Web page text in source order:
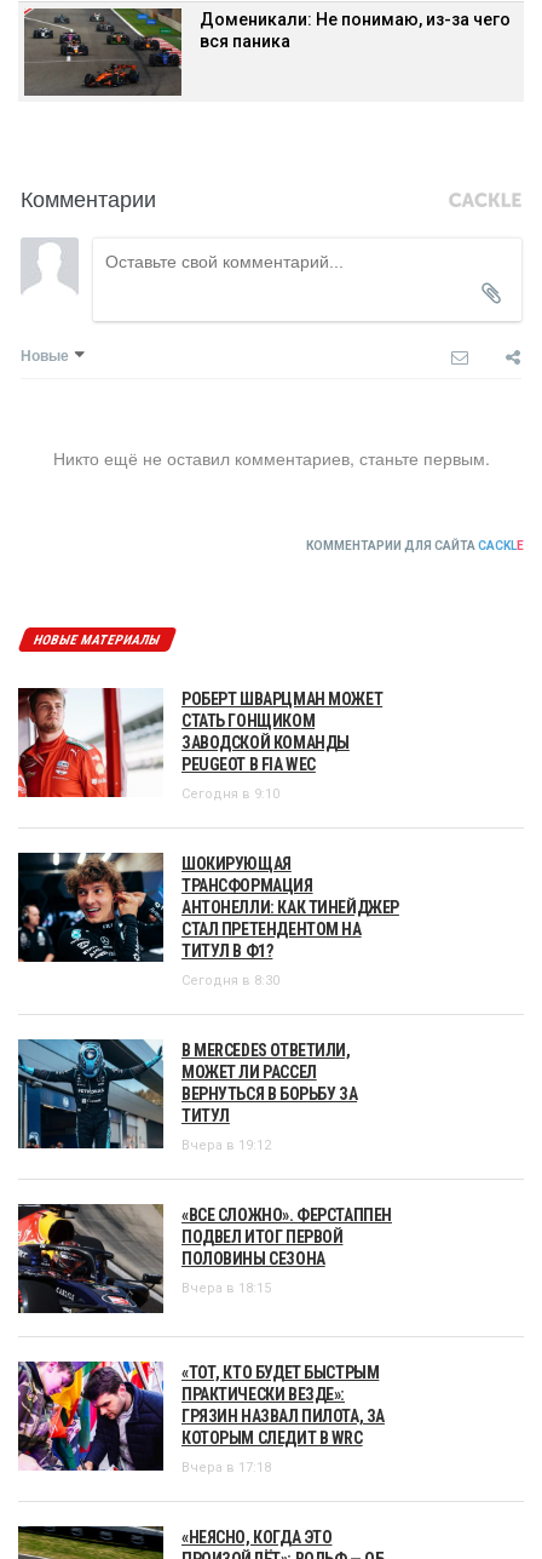
Доменикали: Не понимаю, из-за чего
вся паника
Комментарии
Новые
Никто ещё не оставил комментариев, станьте первым.
КОММЕНТАРИИ ДЛЯ САЙТА CACKLE
НОВЫЕ МАТЕРИАЛЫ
РОБЕРТ ШВАРЦМАН МОЖЕТ
СТАТЬ ГОНЩИКОМ
ЗАВОДСКОЙ КОМАНДЫ
PEUGEOT В FIA WEC
Сегодня в 9:10
ШОКИРУЮЩАЯ
ТРАНСФОРМАЦИЯ
АНТОНЕЛЛИ: КАК ТИНЕЙДЖЕР
СТАЛ ПРЕТЕНДЕНТОМ НА
ТИТУЛ В Ф1?
Сегодня в 8:30
В MERCEDES ОТВЕТИЛИ,
МОЖЕТ ЛИ РАССЕЛ
ВЕРНУТЬСЯ В БОРЬБУ ЗА
ТИТУЛ
Вчера в 19:12
«ВСЕ СЛОЖНО». ФЕРСТАППЕН
ПОДВЕЛ ИТОГ ПЕРВОЙ
ПОЛОВИНЫ СЕЗОНА
Вчера в 18:15
«ТОТ, КТО БУДЕТ БЫСТРЫМ
ПРАКТИЧЕСКИ ВЕЗДЕ»:
ГРЯЗИН НАЗВАЛ ПИЛОТА, ЗА
КОТОРЫМ СЛЕДИТ В WRC
Вчера в 17:18
«НЕЯСНО, КОГДА ЭТО